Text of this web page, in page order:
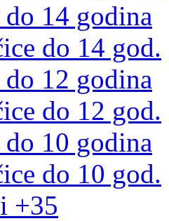
14 godina
do 14 god.
12 godina
do 12 god.
10 godina
do 10 god.
+35